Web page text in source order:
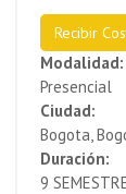
Recibir
Modalidad:
Presencial
Ciudad:
Bogota,
Duración:
9